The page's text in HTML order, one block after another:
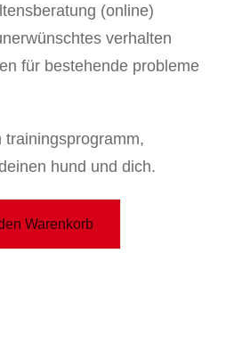
(online)
verhalten
für bestehende probleme
trainingsprogramm,
hund und dich.
Warenkorb